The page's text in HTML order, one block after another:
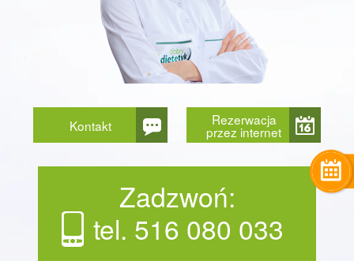
Kontakt Rezerwacja
przez internet
Zadzwoń:
tel. 516 080 033